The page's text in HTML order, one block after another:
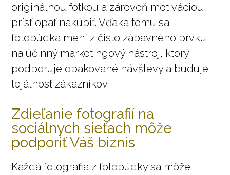
originálnou fotkou a zároveň motiváciou
prísť opäť nakúpiť. Vďaka tomu sa
fotobúdka mení z čisto zábavného prvku
na účinný marketingový nástroj, ktorý
podporuje opakované návštevy a buduje
lojálnosť zákazníkov.
Zdieľanie fotografií na
sociálnych sieťach môže
podporiť Váš biznis
Každá fotografia z fotobúdky sa môže